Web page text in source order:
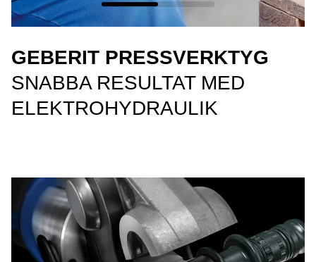
GEBERIT PRESSVERKTYG
SNABBA RESULTAT MED
ELEKTROHYDRAULIK